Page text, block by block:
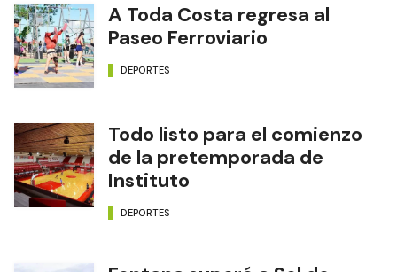
A Toda Costa regresa al
Paseo Ferroviario
DEPORTES
Todo listo para el comienzo
de la pretemporada de
Instituto
DEPORTES